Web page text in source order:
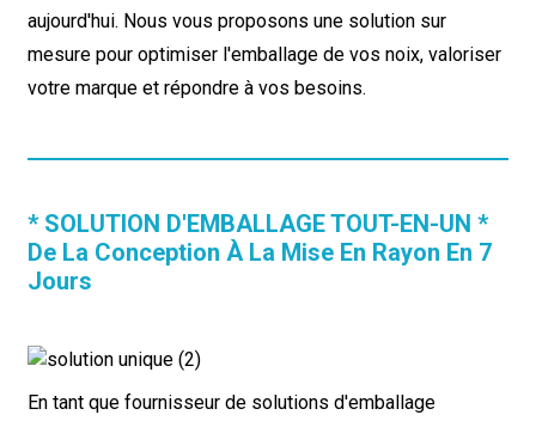
aujourd'hui. Nous vous proposons une solution sur
mesure pour optimiser l'emballage de vos noix, valoriser
votre marque et répondre à vos besoins.
* SOLUTION D'EMBALLAGE TOUT-EN-UN *
De La Conception À La Mise En Rayon En 7
Jours
En tant que fournisseur de solutions d'emballage